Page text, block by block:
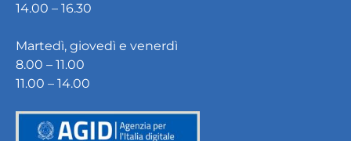
14.00 – 16.30
Martedì, giovedì e venerdì
8.00 – 11.00
11.00 – 14.00